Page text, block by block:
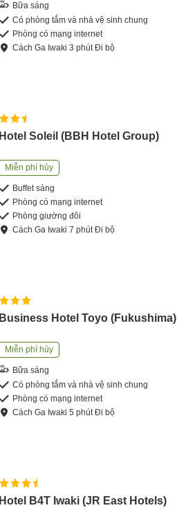
Bữa sáng
Có phòng tắm và nhà vệ sinh chung
Phòng có mạng internet
CáchGa Iwaki3 phútĐi bộ
Hotel Soleil (BBH Hotel Group)
Miễn phí hủy
Buffet sáng
Phòng có mạng internet
Phòng giường đôi
CáchGa Iwaki7 phútĐi bộ
Business Hotel Toyo (Fukushima)
Miễn phí hủy
Bữa sáng
Có phòng tắm và nhà vệ sinh chung
Phòng có mạng internet
CáchGa Iwaki5 phútĐi bộ
Hotel B4T Iwaki (JR East Hotels)